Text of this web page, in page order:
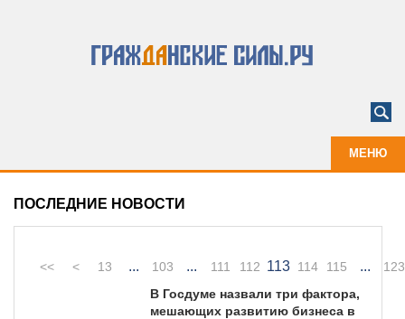
МЕНЮ
ПОСЛЕДНИЕ НОВОСТИ
<< < 13 ... 103 ... 111 112 113 114 115 ...
123
В Госдуме назвали три фактора,
мешающих развитию бизнеса в